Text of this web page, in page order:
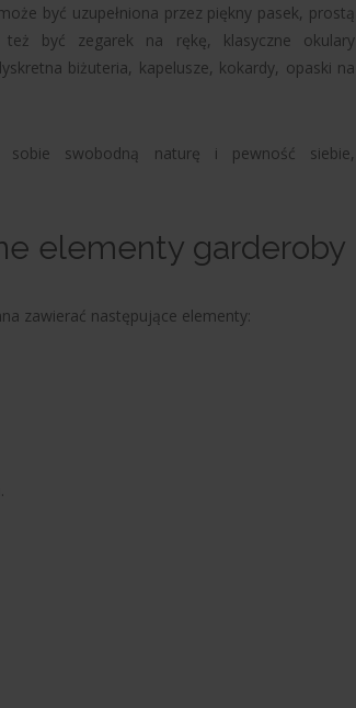
być uzupełniona przez piękny pasek, prostą
być zegarek na rękę, klasyczne okulary
biżuteria, kapelusze, kokardy, opaski na
sobie swobodną naturę i pewność siebie,
elementy garderoby
zawierać następujące elementy: